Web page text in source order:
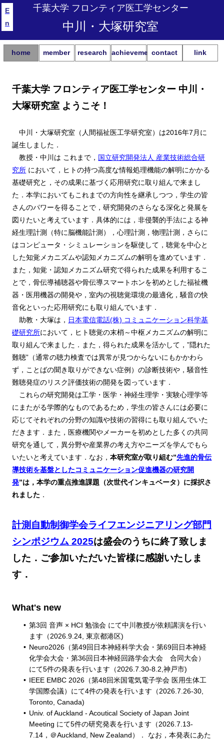
千葉大学 フロンティア医工学センター
中川・大塚研究室
E
n
home member research achievementcontact link
千葉大学 フロンティア医工学センター 中川・
大塚研究室 ようこそ！
中川・大塚研究室（人間福祉医工学研究室）は2016年7月に
誕生しました．
教授・中川は これまで， 国立研究開発法人 産業技術総合研
究所 において，ヒトの持つ高度な情報処理機能の解明にかかる
基礎研究と，その成果に基づく応用研究に取り組んで来まし
た．本学においてもこれまでの方向性を継承しつつ，学生の皆
さんのパワーを得ることで，研究開発のさらなる深化と発展を
図りたいと考えています．具体的には，非侵襲的手法による神
経生理計測（特に脳機能計測），心理計測，物理計測，さらに
はコンピュータ・シミュレーションを駆使して，聴覚を中心と
した知覚メカニズムや認知メカニズムの解明を進めています．
また，知覚・認知メカニズム研究で得られた成果を利用するこ
とで，骨伝導補聴器や骨伝導スマートホンを初めとした福祉機
器・医用機器の開発や，室内の視聴覚環境の最適化，騒音の快
音化といった応用研究にも取り組んでいます．
助教・大塚は， 日本電信電話(株) コミュニケーション科学基
礎研究所において，ヒト聴覚の末梢～中枢メカニズムの解明に
取り組んで来ました．また，得られた成果を活かして，”隠れた
難聴”（通常の聴力検査では異常が見つからないにもかかわら
ず，ことばの聞き取りができない症例）の診断技術や，騒音性
難聴発症のリスク評価技術の開発を図っています．
これらの研究開発は工学・医学・神経生理学・実験心理学等
にまたがる学際的なものであるため，学生の皆さんには必要に
応じてそれぞれの分野の知識や技術の習得にも取り組んでいた
だきます．また，医療機関やメーカーを初めとした多くの共同
研究を通して，異分野や産業界の考え方やニーズを学んでもら
いたいと考えています．なお，本研究室が取り組む”先進的骨伝
導技術を基盤としたコミュニケーション促進機器の研究開
発”は，本学の重点推進課題（次世代インキュベータ）に採択さ
れました ．
計測自動制御学会ライフエンジニアリング部門
シンポジウム 2025は盛会のうちに終了致しま
した．ご参加いただいた皆様に感謝いたしま
す．
What's new
第3回 音声 × HCI 勉強会 にて中川教授が依頼講演を行い
ます（2026.9.24, 東京都港区)
Neuro2026（第49回日本神経科学大会・第69回日本神経
化学会大会・第36回日本神経回路学会大会 合同大会）
にて5件の発表を行います（2026.7.30-8.2,神戸市)
IEEE EMBC 2026（第48回米国電気電子学会 医用生体工
学国際会議）にて4件の発表を行います（2026.7.26-30,
Toronto, Canada)
Univ. of Auckland - Acoutical Society of Japan Joint
Meeting にて5件の研究発表を行います（2026.7.13-
7.14，＠Auckland, New Zealand）． なお，本発表にあた